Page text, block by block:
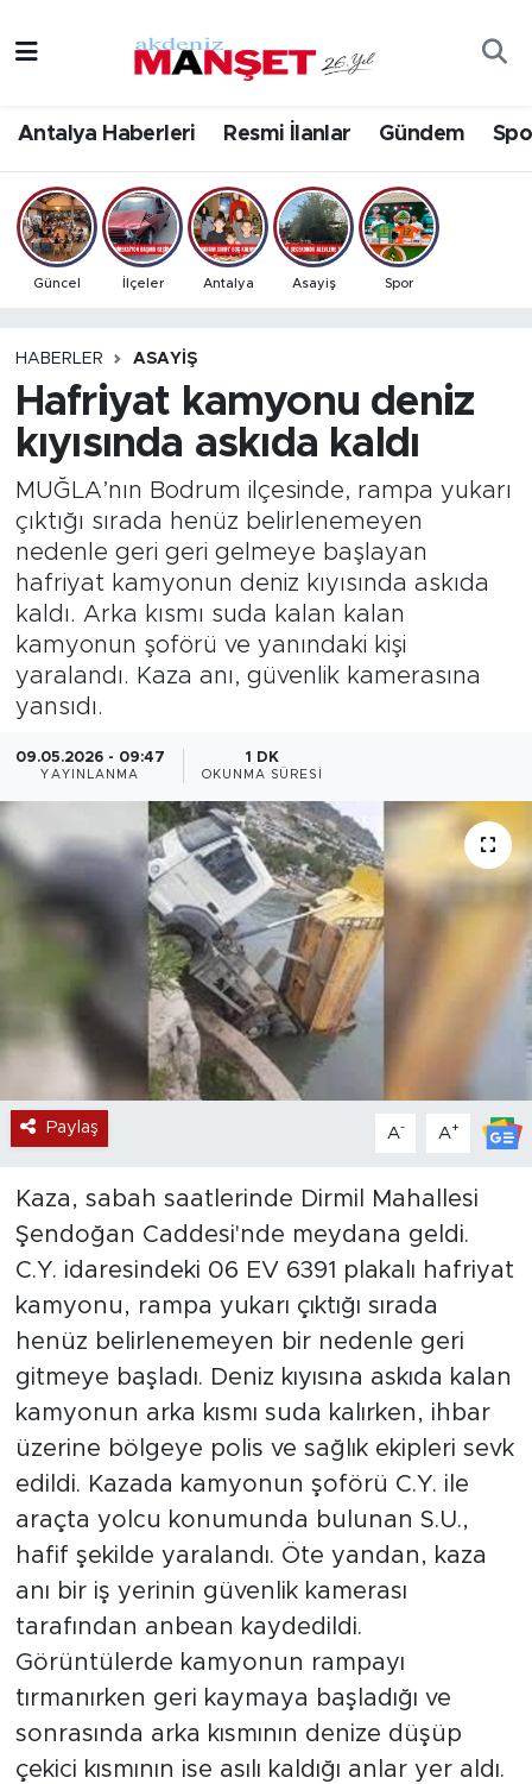
Antalya Haberleri Resmi İlanlar Gündem
Güncel İlçeler Antalya Asayiş Spor
HABERLER ASAYIŞ
Hafriyat kamyonu deniz
kıyısında askıda kaldı
MUĞLA’nın Bodrum ilçesinde, rampa yukarı
çıktığı sırada henüz belirlenemeyen
nedenle geri geri gelmeye başlayan
hafriyat kamyonun deniz kıyısında askıda
kaldı. Arka kısmı suda kalan kalan
kamyonun şoförü ve yanındaki kişi
yaralandı. Kaza anı, güvenlik kamerasına
yansıdı.
09.05.2026 - 09:47
YAYINLANMA
1 DK
OKUNMA SÜRESI
Paylaş A- A+
Kaza, sabah saatlerinde Dirmil Mahallesi
Şendoğan Caddesi'nde meydana geldi.
C.Y. idaresindeki 06 EV 6391 plakalı hafriyat
kamyonu, rampa yukarı çıktığı sırada
henüz belirlenemeyen bir nedenle geri
gitmeye başladı. Deniz kıyısına askıda kalan
kamyonun arka kısmı suda kalırken, ihbar
üzerine bölgeye polis ve sağlık ekipleri sevk
edildi. Kazada kamyonun şoförü C.Y. ile
araçta yolcu konumunda bulunan S.U.,
hafif şekilde yaralandı. Öte yandan, kaza
anı bir iş yerinin güvenlik kamerası
tarafından anbean kaydedildi.
Görüntülerde kamyonun rampayı
tırmanırken geri kaymaya başladığı ve
sonrasında arka kısmının denize düşüp
çekici kısmının ise asılı kaldığı anlar yer aldı.
Bilim & Teknoloji
Eğitim
Ekonomi
Gündem
İlçeler
Kültür- Sanat
Magazin
Özel Haber
Politika
Resmi İlanlar
Spor
Antalya Hava Durumu
Antalya Namaz Vakitleri
Antalya Trafik Yoğunluk Haritası
Tüm Manşetler
Son Dakika Haberleri
Haber Arşivi